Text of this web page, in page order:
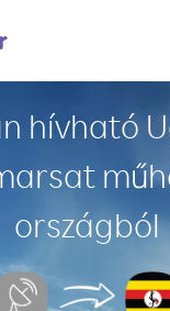
hívható
országból